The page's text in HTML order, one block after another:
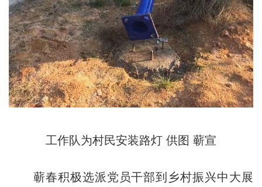
工作队为村民安装路灯 供图 蕲宣
蕲春积极选派党员干部到乡村振兴中大展